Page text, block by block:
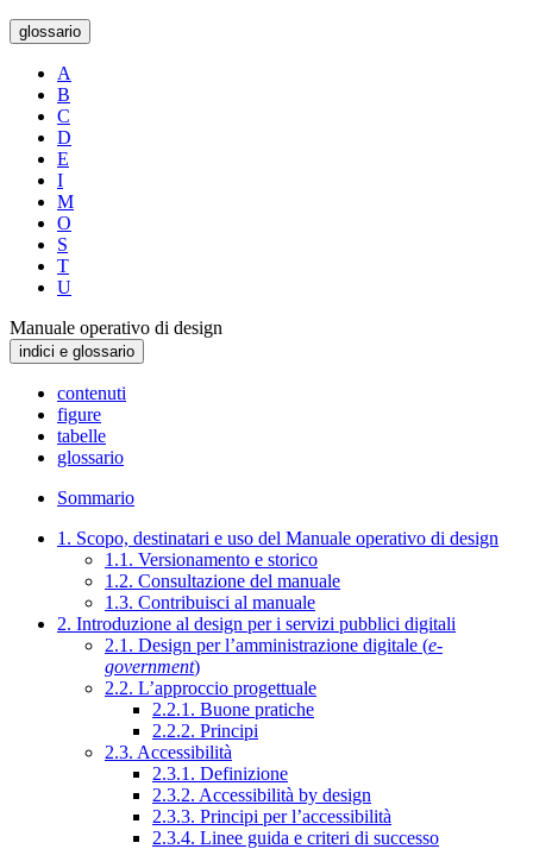
glossario
A
B
C
D
E
I
M
O
S
T
U
Manuale operativo di design
indici e glossario
contenuti
figure
tabelle
glossario
Sommario
1. Scopo, destinatari e uso del Manuale operativo di design
1.1. Versionamento e storico
1.2. Consultazione del manuale
1.3. Contribuisci al manuale
2. Introduzione al design per i servizi pubblici digitali
2.1. Design per l’amministrazione digitale (e-
government)
2.2. L’approccio progettuale
2.2.1. Buone pratiche
2.2.2. Principi
2.3. Accessibilità
2.3.1. Definizione
2.3.2. Accessibilità by design
2.3.3. Principi per l’accessibilità
2.3.4. Linee guida e criteri di successo